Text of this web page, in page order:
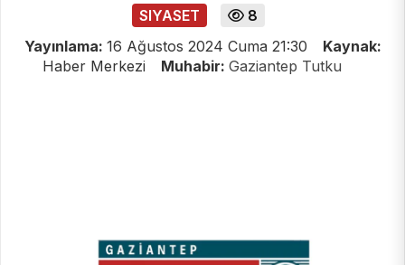
SIYASET
8
Yayınlama: 16 Ağustos 2024 Cuma 21:30
Kaynak:
Haber Merkezi
Muhabir: Gaziantep Tutku